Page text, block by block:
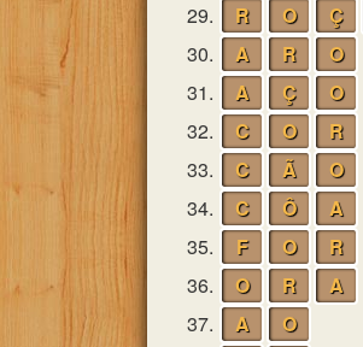
29.
R O Ç
30.
A R
O
31.
A Ç
O
32.
C O
R
33.
C Ã
O
34.
C Ô
A
35.
F O
R
36.
O R
A
37.
A
O